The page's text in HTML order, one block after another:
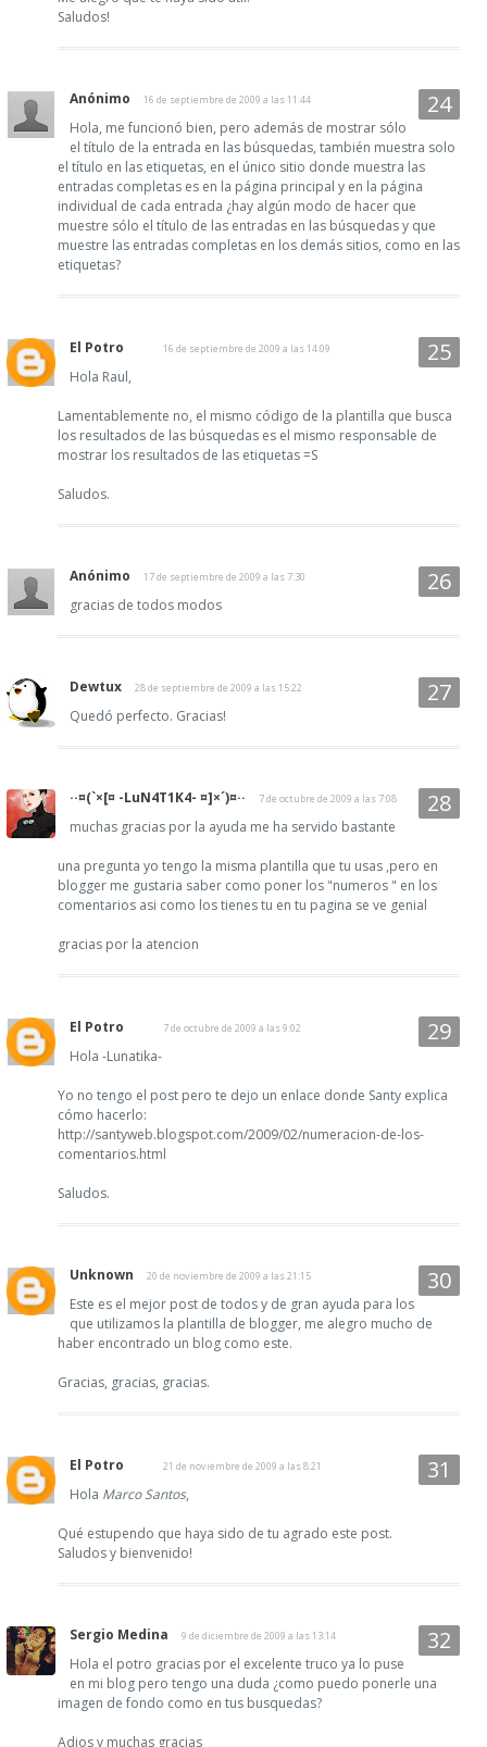
Saludos!
Anónimo 16 de septiembre de 2009 a las 11:44
Hola, me funcionó bien, pero además de mostrar sólo
el título de la entrada en las búsquedas, también muestra solo
el título en las etiquetas, en el único sitio donde muestra las
entradas completas es en la página principal y en la página
individual de cada entrada ¿hay algún modo de hacer que
muestre sólo el título de las entradas en las búsquedas y que
muestre las entradas completas en los demás sitios, como en las
etiquetas?
El Potro 16 de septiembre de 2009 a las 14:09
Hola Raul,
Lamentablemente no, el mismo código de la plantilla que busca
los resultados de las búsquedas es el mismo responsable de
mostrar los resultados de las etiquetas =S
Saludos.
Anónimo 17 de septiembre de 2009 a las 7:30
gracias de todos modos
Dewtux 28 de septiembre de 2009 a las 15:22
Quedó perfecto. Gracias!
··¤(`×[¤ -LuN4T1K4- ¤]×´)¤·· 7 de octubre de 2009 a las 7:08
muchas gracias por la ayuda me ha servido bastante
una pregunta yo tengo la misma plantilla que tu usas ,pero en
blogger me gustaria saber como poner los "numeros " en los
comentarios asi como los tienes tu en tu pagina se ve genial
gracias por la atencion
El Potro 7 de octubre de 2009 a las 9:02
Hola -Lunatika-
Yo no tengo el post pero te dejo un enlace donde Santy explica
cómo hacerlo:
http://santyweb.blogspot.com/2009/02/numeracion-de-los-
comentarios.html
Saludos.
Unknown 20 de noviembre de 2009 a las 21:15
Este es el mejor post de todos y de gran ayuda para los
que utilizamos la plantilla de blogger, me alegro mucho de
haber encontrado un blog como este.
Gracias, gracias, gracias.
El Potro 21 de noviembre de 2009 a las 8:21
Hola Marco Santos,
Qué estupendo que haya sido de tu agrado este post.
Saludos y bienvenido!
Sergio Medina 9 de diciembre de 2009 a las 13:14
Hola el potro gracias por el excelente truco ya lo puse
en mi blog pero tengo una duda ¿como puedo ponerle una
imagen de fondo como en tus busquedas?
Adios y muchas gracias